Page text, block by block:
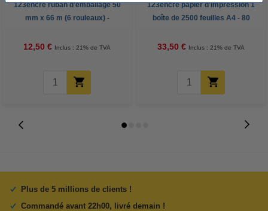
123encre ruban d'emballage 50
mm x 66 m (6 rouleaux) -
12,50 € Inclus : 21% de TVA
123encre papier d'impression 1
boîte de 2500 feuilles A4 - 80
33,50 € Inclus : 21% de TVA
Plus de 5 millions de clients !
Commandé avant 22h00, livré demain !